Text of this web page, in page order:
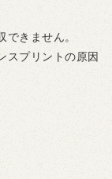
きません。
スプリントの原因